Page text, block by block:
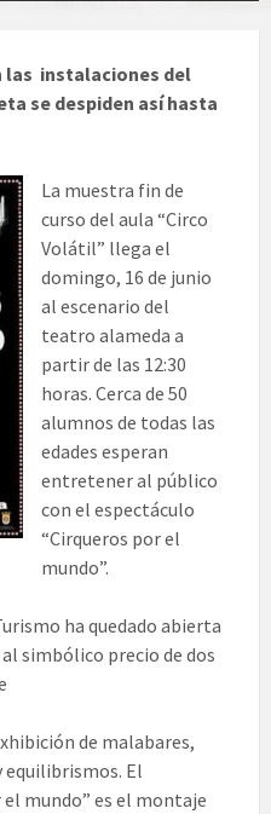
instalaciones del
se despiden así hasta
La muestra fin de
curso del aula “Circo
Volátil” llega el
domingo, 16 de junio
al escenario del
teatro alameda a
partir de las 12:30
horas. Cerca de 50
alumnos de todas las
edades esperan
entretener al público
con el espectáculo
“Cirqueros por el
mundo”.
ha quedado abierta
simbólico precio de dos
de malabares,
equilibrismos. El
mundo” es el montaje